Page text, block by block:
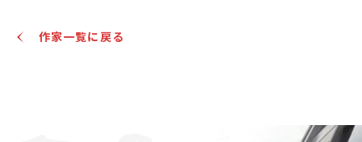
作家一覧に戻る